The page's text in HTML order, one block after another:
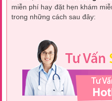
miễn phí hay đặt hẹn khám
trong những cách sau đây: